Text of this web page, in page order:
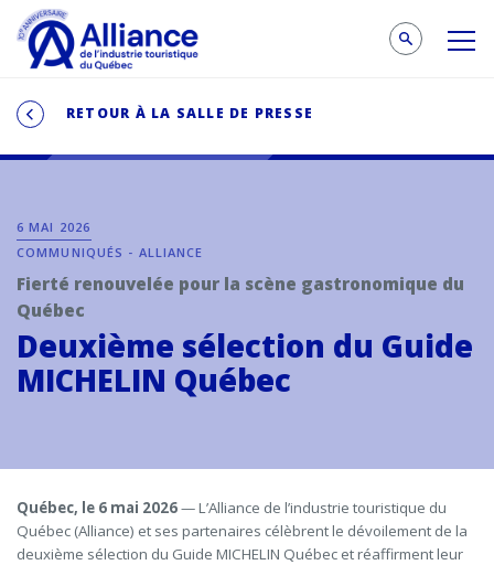
RETOUR À LA SALLE DE PRESSE
6 MAI 2026
COMMUNIQUÉS - ALLIANCE
Fierté renouvelée pour la scène gastronomique du
Québec
Deuxième sélection du Guide
MICHELIN Québec
Québec, le 6 mai 2026— L’Alliance de l’industrie touristique du
Québec (Alliance) et ses partenaires célèbrent le dévoilement de la
deuxième sélection du Guide MICHELIN Québec et réaffirment leur